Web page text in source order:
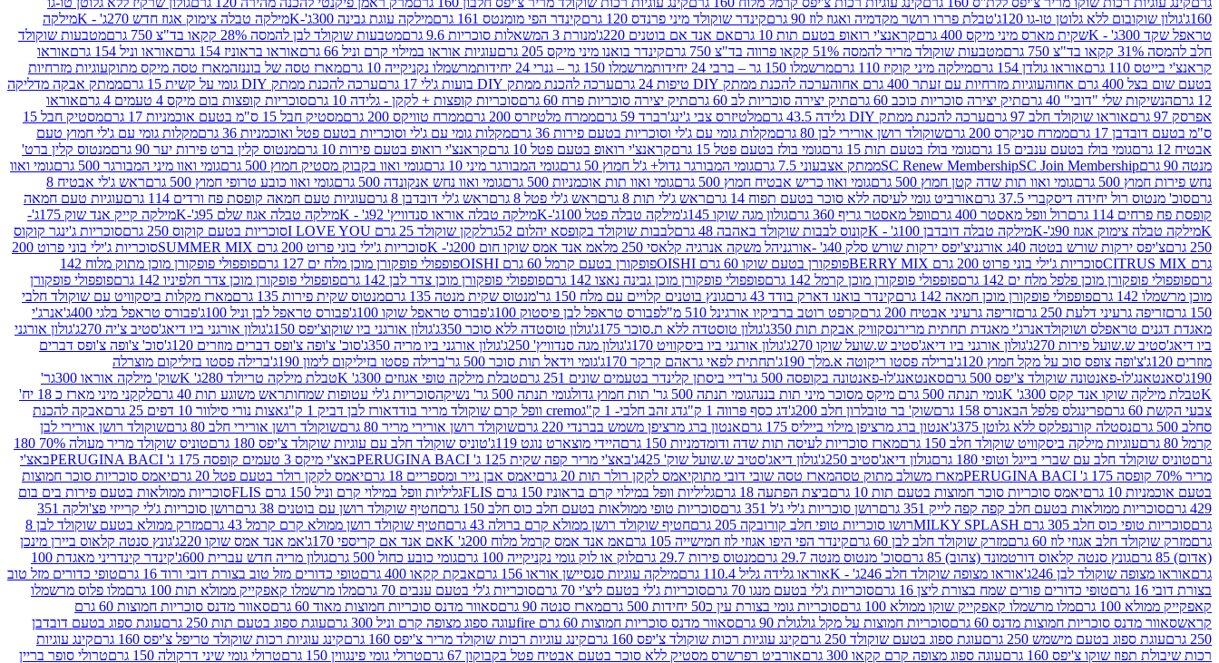
160ג' גולון שוקובום ללא גלוטן טו-גו 120ג' טבלת פררו רושר מקדמיה ואגוז לוז 90 גרם קינדר שוקולד מיני פרנדס 120 גרם קינדר הפי מומנטס 161 גרם מילקה עוגת גבינה 300ג'-K מילקה טבלה צימוק אגוז חדש 270ג' - K
מילקה
טראפל שקד 300ג' - K
שקית מארס מיני מיקס 400 גרם קראנצ'י רואופ בטעם תות 10 גרם אם אנד אם בוטנים 220ג' מנורת 3 המשאלות סוכריות 9.6 גרם מטבעות שוקולד לבן להמסה 28% קקאו בד"צ 750 גרם
מטבעות שוקולד
חלב להמסה 31% קקאו בד"צ 750 גרם
מטבעות שוקולד מריר להמסה 51% קקאו פרווה בד"צ 750 גרם קינדר בואנו מיני מיקס 205 גרם עוגיות אוראו במילוי קרם וניל 66 גרם אוראו בראוניז 154 גרם אוראו וניל 154 גרם
אוראו
קראנצ'י בייטס 110 גרם
אוראו גולדן 154 גרם מילקה מיני קוקיז 110 גרם מרשמלו 150 גר – ברבי 24 יחידות מרשמלו 150 גר – גנרי 24 יחידות מרשמלו נקניקייה 10 גרם מארז טסה של בוננזהמארז טסה מיקס מתוקעוגיות מזרחיות
בטעם שום בצל 400 גרם אחוה
עוגיות מזרחיות עם זעתר 400 גרם אחוה ערכה להכנת ממתק DIY טיפות 24 גרם ערכה להכנת ממתק DIY בועות ג'לי 17 גרם ערכה להכנת ממתק DIY גומי על קשית 15 גרם
ממתק אבקה מדליקה
12 גרם
הנשיקות שלי "דובי" 40 גרם תיק יצירה סוכריות כוכב 60 גרם תיק יצירה סוכריות לב 60 גרם תיק יצירה סוכריות פרח 60 גרם סוכריות קופצות + לקקן - גלידה 10 גרם סוכריות קופצות בום מיקס 4 טעמים 4 גרם
אוראו
אפרסק 97 גרם
אוראו שוקולד חלב 97 גרם ערכה להכנת ממתק DIY גלידה 43.5 גרם מלטיזרס צבי ג'ינג'רברד 59 גרם ממרח מלטיזרס 200 גרם ממרח טוויקס 200 גרם מסטיק חבל 15 ס"מ בטעם אוכמניות 17 גרם
מסטיק חבל 15
ס"מ בטעם דובדבן 17 גרם
ממרח סניקרס 200 גרם שוקולד רושן אורירי לבן 80 גרם מקלות גומי עם ג'לי וסוכריות בטעם פירות 36 גרם מקלות גומי עם ג'לי וסוכריות בטעם פטל ואוכמניות 36 גרם
מקלות גומי עם ג'לי חמוץ טעם
אבטיח 12 גרם
גומי בולז בטעם ענבים 15 גרם גומי בולז בטעם תות 15 גרם גומי בולז בטעם פטל 15 גרם קראנצ'י רואופ בטעם פטל 10 גרם קראנצ'י רואופ בטעם פירות 10 גרם מנטוס קלין ברט פירות יער 90 גרם
מנטוס קלין ברט'
מנטה 90 גרם
SC Renew MembershipSC Join Membership ממתק אצבעוני 7.5 גרם גומי המבורגר גדול+ ג'ל חמוץ 50 גרם גומי המבורגר מיני 10 גרם גומי ואוו בקבוק מסטיק חמוץ 500 גרם גומי ואוו מיני המבורגר 500 גרם
גומי ואוו
נחש פירות חמוץ 500 גרם
גומי ואוו תות שדה קטן חמוץ 500 גרם גומי ואוו כריש אבטיח חמוץ 500 גרם גומי ואוו תות אוכמניות 500 גרם גומי ואוו נחש אנקונדה 500 גרם גומי ואוו כובע טרופי חמוץ 500 גרם
ראש ג'לי אבטיח 8
גרםסוכ' מנטוס רול יחידה דיסקברי 37.5 גרם אורביט גומי לעיסה ללא סוכר בטעם תפוח 14 גרם ראש ג'לי תות 8 גרם ראש ג'לי פטל 8 גרם ראש ג'לי דובדבן 8 גרם עוגיות טעם חמאה קופסת פח ורדים 114 גרם
עוגיות טעם חמאה
קופסת פח פרחים 114 גרם
רול וופל מאסטר 400 גרם וופל מאסטר גריף 360 גרם גולון מגה שוקו 145ג' מילקה טבלה פטל 100ג'-K מילקה טבלה אוראו סנדוויץ' 92ג' - K מילקה טבלה אגוז שלם 95ג'-K
מילקה קייק אנד שוק 175ג'-
Kמילקה טבלה צימוק אגוז 90ג'-K מילקה טבלה דובדבן 100ג' - K קונוס לבבות שוקולד באהבה 48 גרם לבבות שוקולד בקופסא יהלום 52גר לקקן שוקולד 25 גרם I LOVE YOU סוכריות בטעם קוקוס 250 גרם
סוכריות ג'ינגר קוקוס
250 גרם
צ'יפס ירקות שורש בטטה 40ג אורגני צ'יפס ירקות שורש סלק 40ג' -אורגני הל משקה אנרגיה קלאסי 250 מל אמ אנד אמס שוקו חום 200ג'- K סוכריות ג'ילי בוני פרוט 200 גרם SUMMER MIX
סוכריות ג'ילי בוני פרוט 200
גרם CITRUS MIX
סוכריות ג'ילי בוני פרוט 200 גרם BERRY MIX פופקורן בטעם שוקו 60 גרם OISHI פופקורן בטעם קרמל 60 גרם OISHI פופפולי פופקורן מוכן מלח ים 127 גרם
פופפולי פופקורן מוכן מתוק מלוח 142
גרםפופפולי פופקורן מוכן פלפל מלח ים 142 גרם פופפולי פופקורן מוכן קרמל 142 גרם פופפולי פופקורן מוכן גבינה נאצו 142 גרם פופפולי פופקורן מוכן צדר לבן 142 גרם פופפולי פופקורן מוכן צדר חלפיניו 142 גרם
פופפולי פופקורן
מוכן מרשמלו 142 גרם
פופפולי פופקורן מוכן חמאה 142 גרם קינדר בואנו דארק בודד 43 גרם גונץ בוטנים קלויים עם מלח 150 גר' מנטוס שקית מנטה 135 גרם מנטוס שקית פירות 135 גרם
מארז מקלות ביסקוויט עם שוקולד חלבי
150 גרם
זריפה גרעיני דלעת 250 גרם זריפה גרעיני אבטיח 200 גרם קרפט רוטב ברביקיו אורגינל 510 מ"ל פבורס טראפל לבן פיסטוק 100ג' פבורס טראפל שוקו 100ג' פבורס טראפל לבן וניל 100ג' פבורס טראפל בלגי 400ג'
אנרג'י
מאגדת דגנים טראפלס ושוקולדאנרג'י מאגדת תחתית מרירנסקוויק אבקת תות 350ג' גולון טוסטדה ללא ת.סוכר 175ג' גולון טוסטדה ללא סוכר 350ג' גולון אורגני ביו שוקוצ'יפס 150ג' גולון אורגני ביו דיאג'סטיב צ'יה 270ג'
גולון אורגני
ביו דיאג'סטיב ש.שועל פירות 270ג'
גולון אורגני ביו דיאג'סטיב ש.שועל שוקו 270ג' גולון אורגני ביו ביסקוויט 170ג' גולון מגה סנדוויץ' 250ג' גולון אורגני ביו מריה 350ג' סוכ' צ'ופה צ'ופס דברים מוזרים 120ג'
סוכ' צ'ופה צ'ופס דברים
מוזרים 120ג'
צ'ופה צופס סוכ על מקל חמוץ 120ג' ברילה פסטו ריקוטה א.מלך 190ג' תחתית לפאי גראהם קרקר 170ג' גומי וידאל תות סוכר 500 גר' ברילה פסטו בזיליקום לימון 190ג'
ברילה פסטו בזיליקום מוצרלה
190ג' סאנטאנג'לו-פאנטונה שוקולד צ'יפס 500 גרם סאנטאנג'לו-פאנטונה בקופסה 500 גר' דיי ביסתן קלינדר בטעמים שונים 251 גרם טבלת מילקה טופי אגוזים 300ג' K טבלת מילקה טריולד 280ג' K
שוק' מילקה אוראו 300גר'
Kטבלת מילקה שוקו אנד קקס 300ג' K גומי תנתה 500 גרם מיקס מסוכר מיני תות בננה גומי תנתה 500 גר' תות חמוץ גדול גומי תנתה 500 גר' נשיקה סוכריות ג'לי עטופות שמחותראש משוגע תות 40 גרם
לקקני מיני מארז כ 18 יח'
צבעי הקשת 60 גרם
פרינגלס פלפל הבאנרס 158 גרם שוק' בר טובלרון חלב 200ג' דג כסף פרווה 1 ק"ג דג זהב חלבי- 1 ק"ג cremo וופל קרם שוקולד מריר בודד אורז לבן דביק 1 ק"ג אצות נורי סילוור 10 דפים 25 גרם
אבקה להכנת
סחלב 500 גרם
נסטלה קורנפלקס ללא גלוטן 375ג' אנטון ברג מרציפן מילוי בייליס 175 גרם אנטון ברג מרציפן משמש בברנדי 220 גרם שוקולד רושן אורירי מריר 80 גרם שוקולד רושן אורירי חלב 80 גרם
שוקולד רושן אורירי לבן
קרמל 80 גרם
עוגיות מילקה ביסקוויט שוקולד חלב 150 גרם מארז סוכריות לעיסה תות שדה ודומדמניות 150 גרם היידי מוצארט נוגט 119ג' טוניס שוקולד חלב עם עוגיות שוקולד צ'יפס 180 גרם
טוניס שוקולד מריר מעולה 70% 180
גרםטוניס שוקולד חלב עם שברי בייגל וטופי 180 גרם גולון דיאג'סטיב 250ג' גולון דיאג'סטיב ש.שועל שוק' 425ג' באצ'י מריר קפה שקית 125 ג' PERUGINA BACI באצ'י מיקס 3 טעמים קופסה 175 ג' PERUGINA BACI
באצ'י
מריר 70% קופסה 175 ג' PERUGINA BACI
מארז משולב מתוק טסהמארז טסה שובי דובי מתוקיאמס לקקן רולר תות 20 גרם יאמס אבן נייר ומספריים 18 גרם יאמס לקקן רולר בטעם פטל 20 גרם
יאמס סוכריות סוכר חמוצות
בטעם אוכמניות 10 גרם
יאמס סוכריות סוכר חמוצות בטעם תות 10 גרם ביצת הפתעה 18 גרם גליליות וופל במילוי קרם בראוניז 150 גרם FLIS גליליות וופל במילוי קרם וניל 150 גרם FLIS
סוכריות ממולאות בטעם פירות בים בום
429 גרם
סוכריות ממולאות בטעם חלב קפה קפה לייק 351 גרם רושן סוכריות ג'לי ג'ל 351 גרם סוכריות טופי ממולאות בטעם חלב כוס חלב 150 גרם חטיף שוקולד רושן עם בוטנים 38 גרם
רושן סוכריות ג'לי קרייזי פצ'ולקה 351
גרםסוכריות טופי כוס חלב 305 גרם MILKY SPLASH רושו סוכריות טופי חלב קורובקה 205 גרם חטיף שוקולד רושן ממולא קרם ברולה 43 גרם חטיף שוקולד רושן ממולא קרם קרמל 43 גרם
מזרק ממולא בטעם שוקולד לבן 8
גרםמזרק שוקולד חלב אגוזי לוז 60 גרם מזרק שוקולד חלב לבן 60 גרם קינדר הפי היפו אגוזי לוז חמישייה 105 גרם אמ אנד אמס קרמל מלוח 200ג' K אם אנד אם קריספי 170ג' אמ אנד אמס שוקו 220ג'
גונץ סנטה קלאוס ביירן מינכן
(אדום) 85 גרם
גונץ סנטה קלאוס דורטמונד (צהוב) 85 גרם סוכ' מנטוס מנטה 29.7 גרם מנטוס פירות 29.7 גרם לוק או לוק גומי נקניקייה 100 גרם גומי כובע כחול 500 גרם גולון מריה חדש עברית 600ג'
קינדר קינדריני מאגדת 100
גרםאוראו מצופה שוקולד לבן 246ג' אוראו מצופה שוקולד חלב 246ג' - K אוראו גלידה גליל 110.4 גרם מילקה עוגיות סנסיישן אוראו 156 גרם אבקת קקאו 400 גרם טופי כדורים מזל טוב בצורת דובי ורוד 16 גרם
טופי כדורים מזל טוב
בצורת דובי 16 גרם
טופי כדורים פורים שמח בצורת ליצן 16 גרם סוכריות ג'לי בטעם מנגו 70 גרם סוכריות ג'לי בטעם ליצ'י 70 גרם סוכריות ג'לי בטעם ענבים 70 גרם מלו מרשמלו קאפקייק ממולא תות 100 גרם
מלו פלוס מרשמלו
קאפקייק ממולא 100 גרם
מלו מרשמלו קאפקייק שוקו ממולא 100 גרם סוכריות גומי בצורת עין כ50 יחידות 500 גרם מארז סנטה 90 גרם סאוור מדנס סוכריות חמוצות מאוד 60 גרם
סאוור מדנס סוכריות חמוצות 60 גרם
קראשסאוור מדנס סוכריות חמוצות מדנס 60 גרם סוכריות חמוצות על מקל גולגולת 90 גרם סאוור מדנס סוכריות חמוצות 60 גרם fire עוגה ספוג מצופה קרם וניל 300 גרם עוגת ספוג בטעם תות 250 גרם
עוגת ספוג בטעם דובדבן
250 גרם
עוגת ספוג בטעם מישמש 250 גרם עוגת ספוג בטעם שוקולד 250 גרם קינג עוגיות רכות שוקולד צ'יפס 160 גרם קינג עוגיות רכות שוקולד מריר צ'יפס 160 גרם קינג עוגיות רכות שוקולד טריפל צ'יפס 160 גרם
קינג עוגיות
רכות שיבולת תפוז שוקו צ'יפס 160 גרם
עוגה ספוג מצופה קרם קקאו 300 גרם אורביט רפרשרס מסטיק ללא סוכר בטעם אבטיח פטל בקבוקון 67 גרם טרולי גומי פינגווין 150 גרם טרולי גומי שיני דרקולה 150 גרם
טרולי סופר בריין